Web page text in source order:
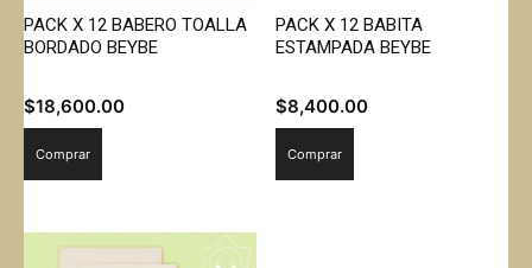
PACK X 12 BABERO TOALLA
BORDADO BEYBE
$18,600.00
Comprar
PACK X 12 BABITA
ESTAMPADA BEYBE
$8,400.00
Comprar